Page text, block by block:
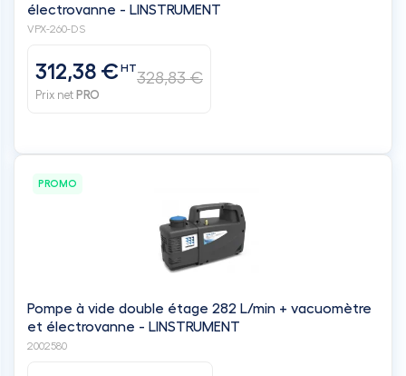
électrovanne - LINSTRUMENT
VPX-260-DS
312,38 €HT
Prix net PRO
328,83 €
PROMO
Pompe à vide double étage 282 L/min + vacuomètre
et électrovanne - LINSTRUMENT
2002580